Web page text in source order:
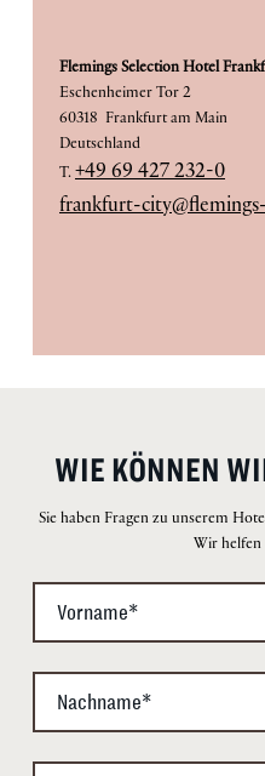
Flemings Selection Hotel
Eschenheimer Tor 2
60318 Frankfurt am Main
Deutschland
T. +49 69 427 232-0
frankfurt-
WIE KÖNNEN
Sie haben Fragen zu unserem
Wir helfen